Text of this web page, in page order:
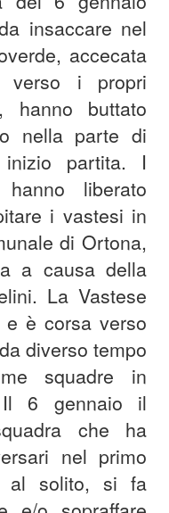
insaccare nel
accecata
verso i propri
hanno buttato
nella parte di
partita. I
liberato
i vastesi in
di Ortona,
a causa della
La Vastese
è corsa verso
diverso tempo
squadre in
Il 6 gennaio il
che ha
nel primo
al solito, si fa